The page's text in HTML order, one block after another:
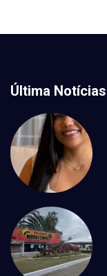
Última Notícias